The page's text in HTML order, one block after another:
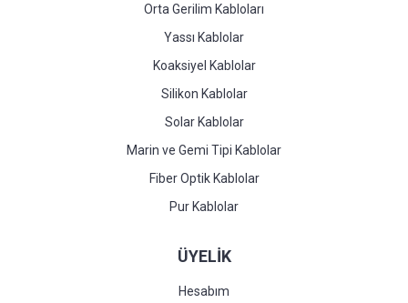
Orta Gerilim Kabloları
Yassı Kablolar
Koaksiyel Kablolar
Silikon Kablolar
Solar Kablolar
Marin ve Gemi Tipi Kablolar
Fiber Optik Kablolar
Pur Kablolar
ÜYELİK
Hesabım